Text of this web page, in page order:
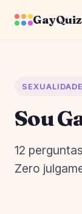
GayQuiz
Sou
12
Zero